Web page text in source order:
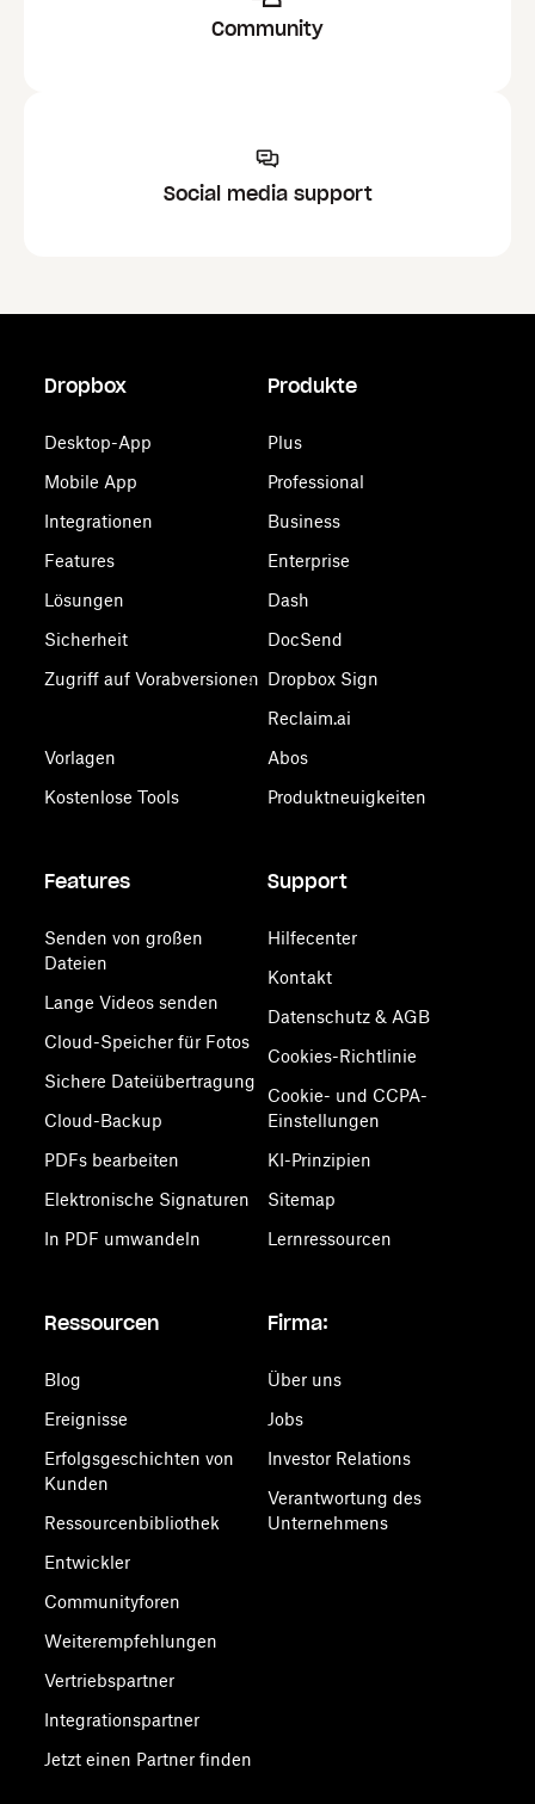
Community
Social media support
Dropbox
Desktop-App
Mobile App
Integrationen
Features
Lösungen
Sicherheit
Zugriff auf Vorabversionen
Vorlagen
Kostenlose Tools
Produkte
Plus
Professional
Business
Enterprise
Dash
DocSend
Dropbox Sign
Reclaim.ai
Abos
Produktneuigkeiten
Features
Senden von großen
Dateien
Lange Videos senden
Cloud-Speicher für Fotos
Sichere Dateiübertragung
Cloud-Backup
PDFs bearbeiten
Elektronische Signaturen
In PDF umwandeln
Support
Hilfecenter
Kontakt
Datenschutz & AGB
Cookies-Richtlinie
Cookie- und CCPA-
Einstellungen
KI-Prinzipien
Sitemap
Lernressourcen
Ressourcen
Blog
Ereignisse
Erfolgsgeschichten von
Kunden
Ressourcenbibliothek
Entwickler
Communityforen
Weiterempfehlungen
Vertriebspartner
Integrationspartner
Jetzt einen Partner finden
Firma:
Über uns
Jobs
Investor Relations
Verantwortung des
Unternehmens